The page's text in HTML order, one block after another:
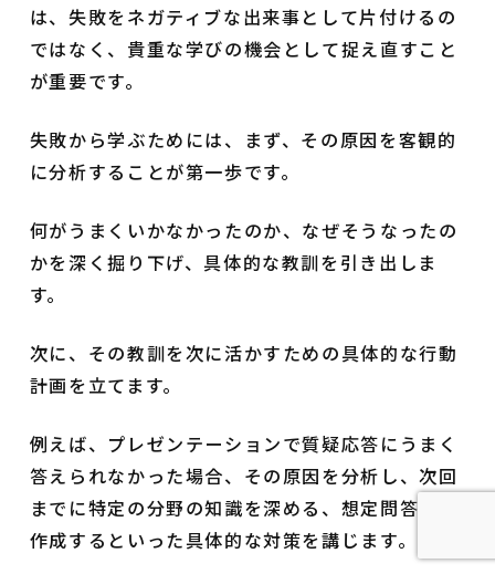
は、失敗をネガティブな出来事として片付けるの
ではなく、貴重な学びの機会として捉え直すこと
が重要です。
失敗から学ぶためには、まず、その原因を客観的
に分析することが第一歩です。
何がうまくいかなかったのか、なぜそうなったの
かを深く掘り下げ、具体的な教訓を引き出しま
す。
次に、その教訓を次に活かすための具体的な行動
計画を立てます。
例えば、プレゼンテーションで質疑応答にうまく
答えられなかった場合、その原因を分析し、次回
までに特定の分野の知識を深める、想定問答集を
作成するといった具体的な対策を講じます。